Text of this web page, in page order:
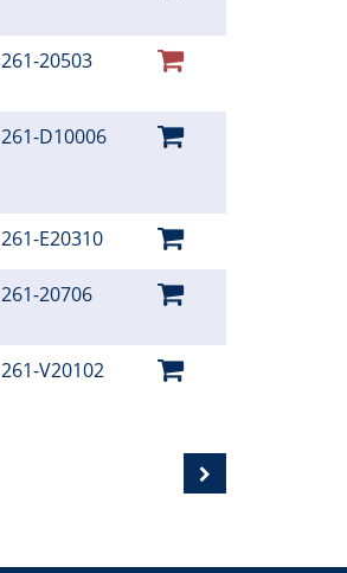
261-20503
261-D10006
261-E20310
261-20706
261-V20102